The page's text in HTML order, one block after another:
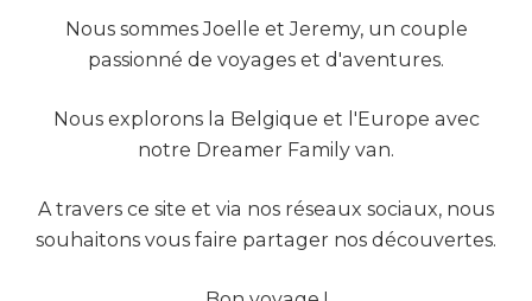
Nous sommes Joelle et Jeremy, un couple
passionné de voyages et d'aventures.
Nous explorons la Belgique et l'Europe avec
notre Dreamer Family van.
A travers ce site et via nos réseaux sociaux, nous
souhaitons vous faire partager nos découvertes.